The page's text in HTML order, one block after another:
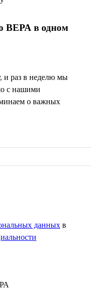
ВЕРА в одном
и раз в неделю мы
с нашими
о важных
данных в